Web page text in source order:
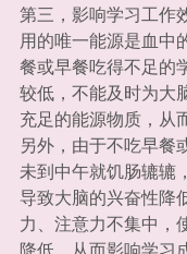
第三，影响学习工作
用的唯一能源是血中
餐或早餐吃得不足的
较低，不能及时为大
充足的能源物质，从
另外，由于不吃早餐
未到中午就饥肠辘辘
导致大脑的兴奋性降
力、注意力不集中，